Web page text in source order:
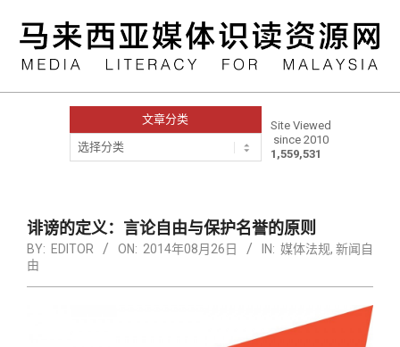
content
文章分类
文
章
Site Viewed
since 2010
1,559,531
Navigation
Menu
诽谤的定义：言论自由与保护名誉的原则
BY: EDITOR ON: 2014年08月26日 IN: 媒体法规, 新闻自
由